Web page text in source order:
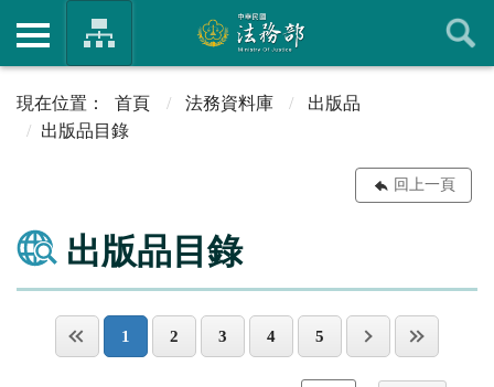
首頁 法務資料庫
出版品
出版品目錄
回上一頁
出版品目錄
1 2 3 4 5